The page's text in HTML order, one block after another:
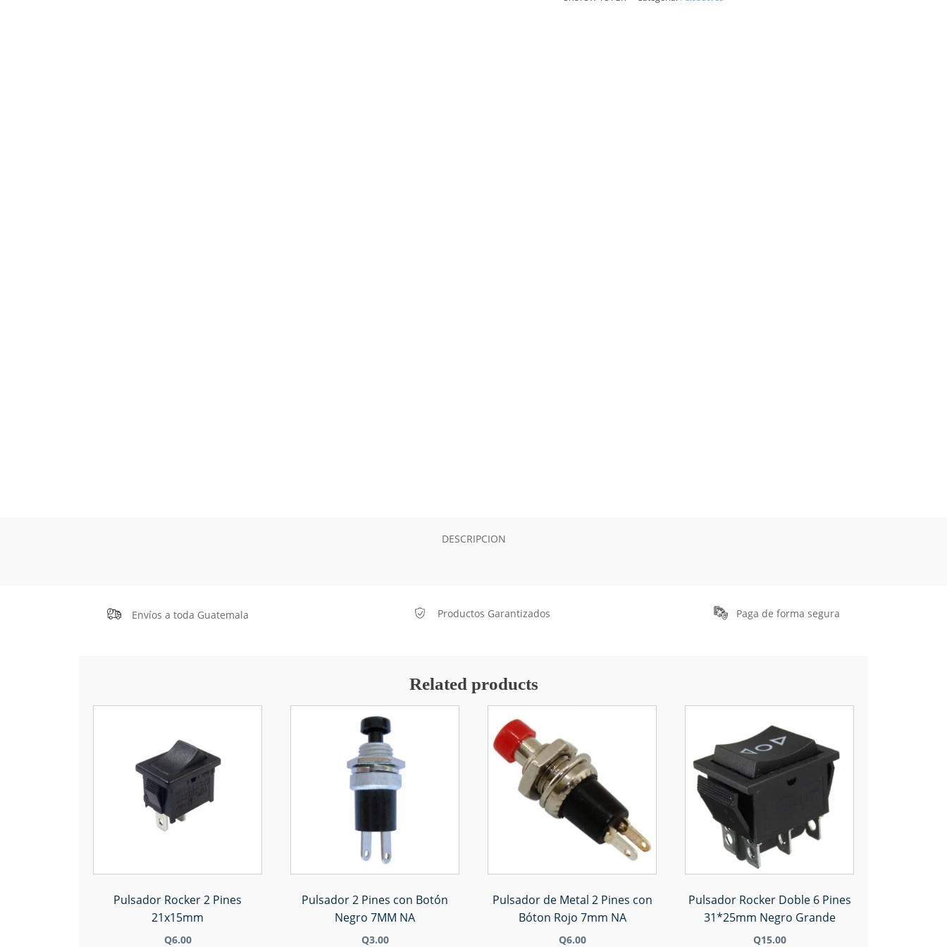
DESCRIPCION
Envíos a toda Guatemala Productos Garantizados Paga de forma segura
Related products
Pulsador Rocker 2 Pines
21x15mm
Q6.00
Pulsador 2 Pines con Botón
Negro 7MM NA
Q3.00
Pulsador de Metal 2 Pines con
Bóton Rojo 7mm NA
Q6.00
Pulsador Rocker Doble 6 Pines
31*25mm Negro Grande
Q15.00